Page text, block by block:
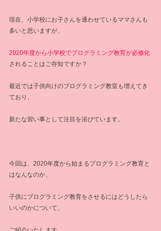
現在、小学校にお子さんを通わせているママさんも
多いと思いますが、
2020年度から小学校でプログラミング教育が必修化
されることはご存知ですか？
最近では子供向けのプログラミング教室も増えてき
ており、
新たな習い事として注目を浴びています。
今回は、2020年度から始まるプログラミング教育と
はなんなのか、
子供にプログラミング教育をさせるにはどうしたら
いいのかについて、